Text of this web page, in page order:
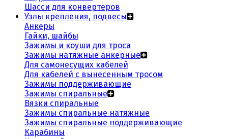
Шасси для конвертеров
Узлы крепления, подвесы
Анкеры
Гайки, шайбы
Зажимы и коуши для троса
Зажимы натяжные анкерные
Для самонесущих кабелей
Для кабелей с вынесенным тросом
Зажимы поддерживающие
Зажимы спиральные
Вязки спиральные
Зажимы спиральные натяжные
Зажимы спиральные поддерживающие
Карабины